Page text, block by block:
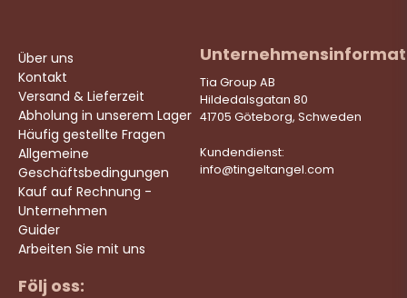
Über uns
Kontakt
Versand & Lieferzeit
Abholung in unserem Lager
Häufig gestellte Fragen
Allgemeine
Geschäftsbedingungen
Kauf auf Rechnung -
Unternehmen
Guider
Arbeiten Sie mit uns
Tia Group AB
Hildedalsgatan 80
41705 Göteborg, Schweden
Kundendienst:
info@tingeltangel.com
Följ oss: